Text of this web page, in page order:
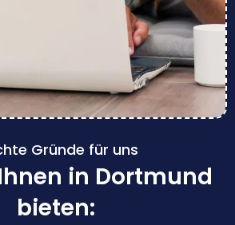
Gründe für uns
in Dortmund
bieten: